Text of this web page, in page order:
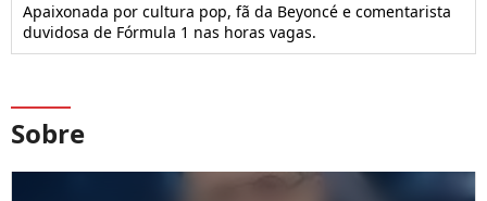
Apaixonada por cultura pop, fã da Beyoncé e comentarista
duvidosa de Fórmula 1 nas horas vagas.
Sobre